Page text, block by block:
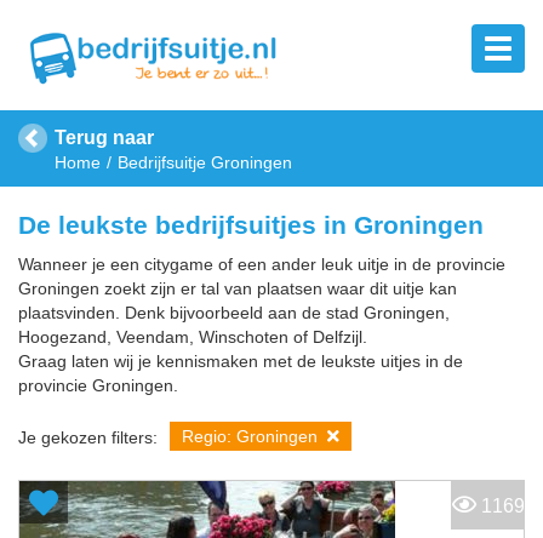
Terug naar
Home Bedrijfsuitje Groningen
De leukste bedrijfsuitjes in Groningen
Wanneer je een citygame of een ander leuk uitje in de provincie
Groningen zoekt zijn er tal van plaatsen waar dit uitje kan
plaatsvinden. Denk bijvoorbeeld aan de stad Groningen,
Hoogezand, Veendam, Winschoten of Delfzijl.
Graag laten wij je kennismaken met de leukste uitjes in de
provincie Groningen.
Je gekozen filters: Regio: Groningen
1169